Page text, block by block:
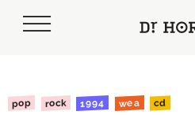
pop rock 1994 wea cd